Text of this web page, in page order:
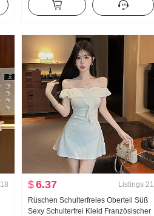
Gefühl Locker Verdickt Innerhalb
Nehmen Strickpullover
18
$6.37 Listings 21
Rüschen Schulterfreies Oberteil Süß
Sexy Schulterfrei Kleid Französischer